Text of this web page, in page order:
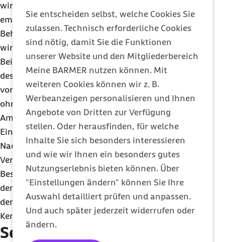
Sie entscheiden selbst, welche Cookies Sie
zulassen. Technisch erforderliche Cookies
sind nötig, damit Sie die Funktionen
unserer Website und den Mitgliederbereich
Meine BARMER nutzen können. Mit
weiteren Cookies können wir z. B.
Werbeanzeigen personalisieren und Ihnen
Angebote von Dritten zur Verfügung
stellen. Oder herausfinden, für welche
Inhalte Sie sich besonders interessieren
und wie wir Ihnen ein besonders gutes
Nutzungserlebnis bieten können. Über
"Einstellungen ändern" können Sie Ihre
Auswahl detailliert prüfen und anpassen.
Und auch später jederzeit widerrufen oder
ändern.
wird der Patientin ein spezialisiertes Brustzentrum
empfehlen, wo dann gemeinsam über
Behandlungsoptionen beraten und entschieden
wird. Dabei gibt es nicht die eine richtige Methode.
Bei manchen Patientinnen ist es die Entfernung
des Tumors mit anschließender oder auch
vorheriger Chemotherapie, bei anderen ein Eingriff
ohne Chemo und wieder andere benötigen eine
Amputation. Egal welche Therapieform zum
Einsatz kommt, wichtig ist auch eine intensive
Nachsorge. Hier bietet die Barmer betroffenen
Versicherten die Teilnahme an einem sogenannten
Besser-Leben-Programm an, wodurch sie aktiv in
den Behandlungsplan mit eingebunden werden,
der auf den aktuellsten wissenschaftlichen
Kenntnissen basiert.
Selbstuntersuchung – so